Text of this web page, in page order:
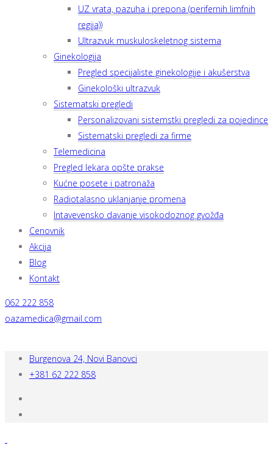
UZ vrata, pazuha i prepona (perifernih limfnih
regija))
Ultrazvuk muskuloskeletnog sistema
Ginekologija
Pregled specijaliste ginekologije i akušerstva
Ginekološki ultrazvuk
Sistematski pregledi
Personalizovani sistemstki pregledi za pojedince
Sistematski pregledi za firme
Telemedicina
Pregled lekara opšte prakse
Kućne posete i patronaža
Radiotalasno uklanjanje promena
Intavevensko davanje visokodoznog gvožđa
Cenovnik
Akcija
Blog
Kontakt
062 222 858
oazamedica@gmail.com
Burgenova 24, Novi Banovci
+381 62 222 858